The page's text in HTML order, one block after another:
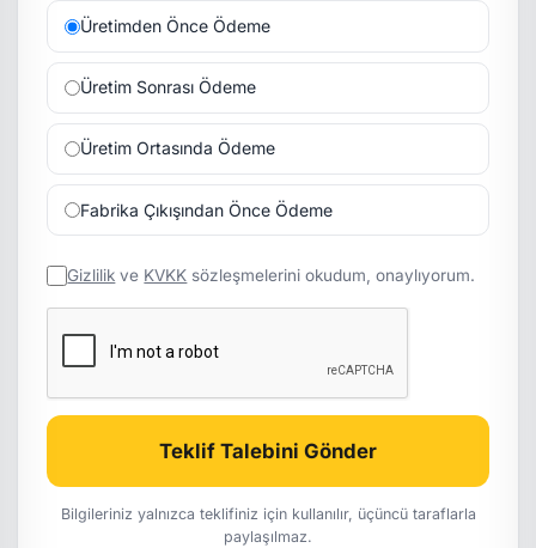
Üretimden Önce Ödeme
Üretim Sonrası Ödeme
Üretim Ortasında Ödeme
Fabrika Çıkışından Önce Ödeme
Gizlilik ve KVKK sözleşmelerini okudum, onaylıyorum.
Teklif Talebini Gönder
Bilgileriniz yalnızca teklifiniz için kullanılır, üçüncü taraflarla
paylaşılmaz.